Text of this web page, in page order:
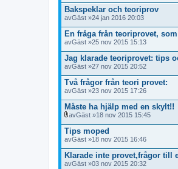
Bakspeklar och teoriprov
avGäst »24 jan 2016 20:03
En fråga från teoriprovet,
avGäst »25 nov 2015 15:13
Jag klarade teoriprovet: tips
avGäst »27 nov 2015 20:52
Två frågor från teori provet:
avGäst »23 nov 2015 17:26
Måste ha hjälp med en skylt!!
i
a
g
o
r
avGäst »18 nov 2015 15:45
Tips moped
avGäst »18 nov 2015 16:46
Klarade inte provet,frågor till
avGäst »03 nov 2015 20:32